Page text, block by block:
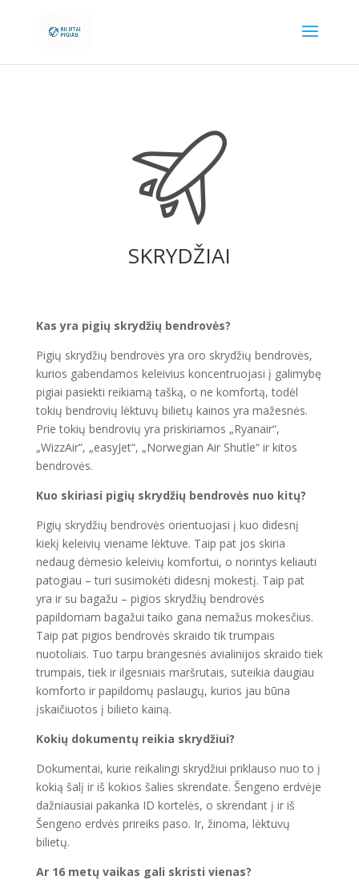
SKRYDŽIAI
Kas yra pigių skrydžių bendrovės?
Pigių skrydžių bendrovės yra oro skrydžių bendrovės,
kurios gabendamos keleivius koncentruojasi į galimybę
pigiai pasiekti reikiamą tašką, o ne komfortą, todėl
tokių bendrovių lėktuvų bilietų kainos yra mažesnės.
Prie tokių bendrovių yra priskiriamos „Ryanair“,
„WizzAir“, „easyJet“, „Norwegian Air Shutle“ ir kitos
bendrovės.
Kuo skiriasi pigių skrydžių bendrovės nuo kitų?
Pigių skrydžių bendrovės orientuojasi į kuo didesnį
kiekį keleivių viename lėktuve. Taip pat jos skiria
nedaug dėmesio keleivių komfortui, o norintys keliauti
patogiau – turi susimokėti didesnį mokestį. Taip pat
yra ir su bagažu – pigios skrydžių bendrovės
papildomam bagažui taiko gana nemažus mokesčius.
Taip pat pigios bendrovės skraido tik trumpais
nuotoliais. Tuo tarpu brangesnės avialinijos skraido tiek
trumpais, tiek ir ilgesniais maršrutais, suteikia daugiau
komforto ir papildomų paslaugų, kurios jau būna
įskaičiuotos į bilieto kainą.
Kokių dokumentų reikia skrydžiui?
Dokumentai, kurie reikalingi skrydžiui priklauso nuo to į
kokią šalį ir iš kokios šalies skrendate. Šengeno erdvėje
dažniausiai pakanka ID kortelės, o skrendant į ir iš
Šengeno erdvės prireiks paso. Ir, žinoma, lėktuvų
bilietų.
Ar 16 metų vaikas gali skristi vienas?